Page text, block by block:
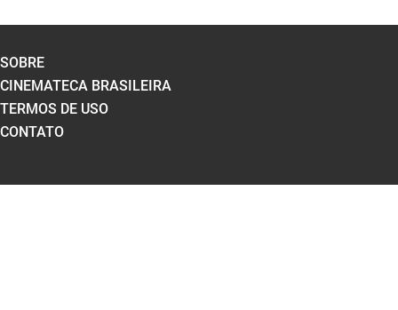
SOBRE
CINEMATECA BRASILEIRA
TERMOS DE USO
CONTATO